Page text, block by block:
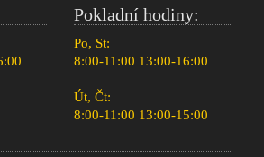
Pokladní hodiny:
Po, St:
8:00-11:00 13:00-16:00
Út, Čt:
8:00-11:00 13:00-15:00